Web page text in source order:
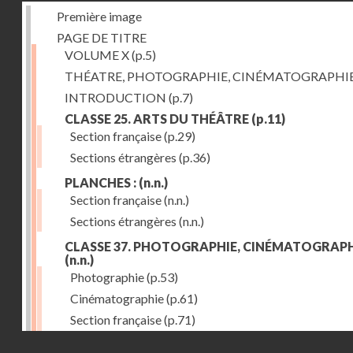
Première image
PAGE DE TITRE
VOLUME X(p.5)
THÉATRE, PHOTOGRAPHIE,
INTRODUCTION (p.7)
CLASSE 25. ARTS DU THÉÂTRE (p.11)
Section française(p.29)
Sections étrangères (p.36)
PLANCHES : (n.n.)
Section française(n.n.)
Sections étrangères (n.n.)
CLASSE 37. PHOTOGRAPHIE,
(n.n.)
Photographie(p.53)
Cinématographie(p.61)
Section française(p.71)